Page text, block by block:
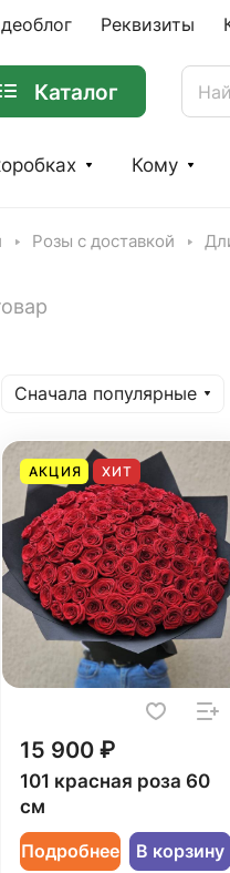
Реквизиты
Каталог
Кому
Розы с доставкой
Сначала популярные
АКЦИЯ ХИТ
15 900 ₽
101 красная роза 60
см
Подробнее В корзину